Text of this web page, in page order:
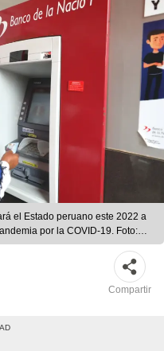
el Estado peruano este 2022 a
por la COVID-19. Foto:
Compartir